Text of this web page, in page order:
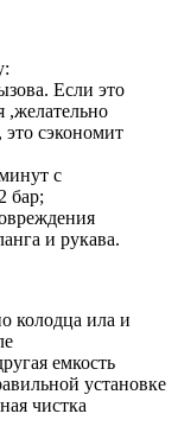
Если это
сэкономит
с
бар;
и рукава.
колодца ила и
емкость
установке
чистка